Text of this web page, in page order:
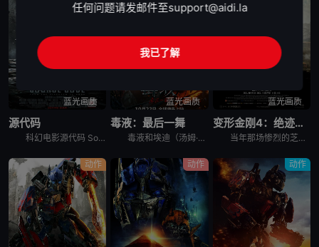
蓝光画质
源代码
科幻电影源代码 Source Code讲述在阿富汗执行任务的美国空军飞行员科特史蒂文斯上尉（杰克·吉伦哈尔 Jake Gyllenhaal 饰）突然惊醒，发现自己在一辆高速行驶的列车上，而他的身边
蓝光画质
毒液：最后一舞
毒液和埃迪（汤姆·哈迪 Tom Hardy 饰）迎来至暗时刻。一边是人类神秘组织的穷追猛打，一边是外星共生体大军入侵地球，他们一心同体，花式解锁海陆空作战新形态。面对两边的疯狂追捕，这对亡命搭档将
蓝光画质
变形金刚4：绝迹重生
当年那场惨烈的芝加哥大战，汽车人虽然成功击退了霸天虎的入侵，却也让地球人对他们失去了应有的信任与尊重。由美国中情局组建的“墓风”部队对所有的变形金刚进行无差别的猎杀，一时间汽车人和霸天虎全都在地球
动作 动作 动作
任何问题请发邮件至support@aidi.la
我已了解